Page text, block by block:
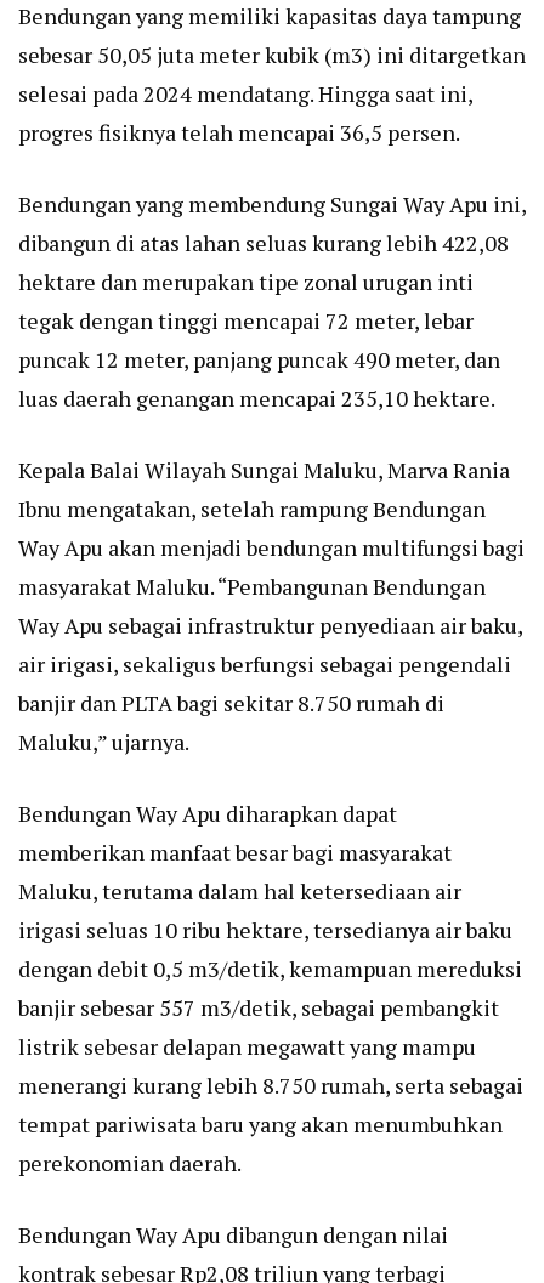
Bendungan yang memiliki kapasitas daya tampung
sebesar 50,05 juta meter kubik (m3) ini ditargetkan
selesai pada 2024 mendatang. Hingga saat ini,
progres fisiknya telah mencapai 36,5 persen.
Bendungan yang membendung Sungai Way Apu ini,
dibangun di atas lahan seluas kurang lebih 422,08
hektare dan merupakan tipe zonal urugan inti
tegak dengan tinggi mencapai 72 meter, lebar
puncak 12 meter, panjang puncak 490 meter, dan
luas daerah genangan mencapai 235,10 hektare.
Kepala Balai Wilayah Sungai Maluku, Marva Rania
Ibnu mengatakan, setelah rampung Bendungan
Way Apu akan menjadi bendungan multifungsi bagi
masyarakat Maluku. “Pembangunan Bendungan
Way Apu sebagai infrastruktur penyediaan air baku,
air irigasi, sekaligus berfungsi sebagai pengendali
banjir dan PLTA bagi sekitar 8.750 rumah di
Maluku,” ujarnya.
Bendungan Way Apu diharapkan dapat
memberikan manfaat besar bagi masyarakat
Maluku, terutama dalam hal ketersediaan air
irigasi seluas 10 ribu hektare, tersedianya air baku
dengan debit 0,5 m3/detik, kemampuan mereduksi
banjir sebesar 557 m3/detik, sebagai pembangkit
listrik sebesar delapan megawatt yang mampu
menerangi kurang lebih 8.750 rumah, serta sebagai
tempat pariwisata baru yang akan menumbuhkan
perekonomian daerah.
Bendungan Way Apu dibangun dengan nilai
kontrak sebesar Rp2,08 triliun yang terbagi